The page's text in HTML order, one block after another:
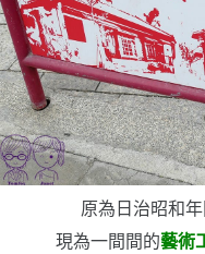
原為日治昭和
現為一間間的藝術